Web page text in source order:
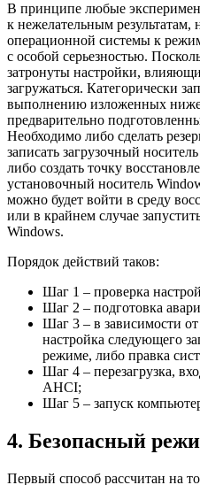
В принципе любые
к нежелательным результатам,
операционной системы к
с особой серьезностью.
затронуты настройки,
загружаться. Категорически
выполнению изложенных
предварительно
Необходимо либо сделать
записать загрузочный
либо создать точку
установочный носитель
можно будет войти в среду
или в крайнем случае
Windows.
Порядок действий таков:
Шаг 1 – проверка
Шаг 2 – подготовка
Шаг 3 – в зависимости
настройка следующего
режиме, либо правка
Шаг 4 – перезагрузка,
AHCI;
Шаг 5 – запуск
4. Безопасный
Первый способ рассчитан на